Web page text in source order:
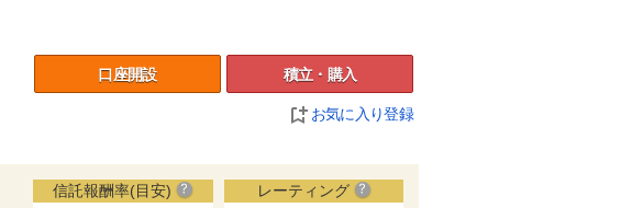
口座開設 積立・購入
お気に入り登録
信託報酬率(目安) レーティング